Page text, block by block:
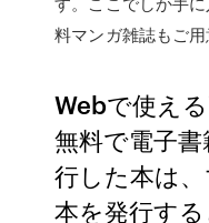
料マンガ雑誌もご
Webで使え
無料で電子
行した本は
本を発行す